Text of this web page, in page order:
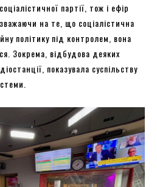
партії, тож і ефір
на те, що соціалістична
політику під контролем, вона
Зокрема, відбудова деяких
показувала суспільству